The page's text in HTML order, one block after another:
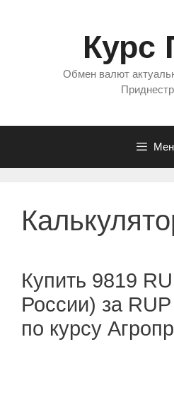
Курс
Обмен валют
Купить 9819
России) за
по курсу